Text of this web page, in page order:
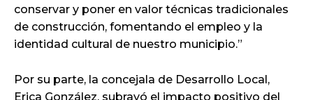
conservar y poner en valor técnicas tradicionales
de construcción, fomentando el empleo y la
identidad cultural de nuestro municipio.”
Por su parte, la concejala de Desarrollo Local,
Erica González, subrayó el impacto positivo del